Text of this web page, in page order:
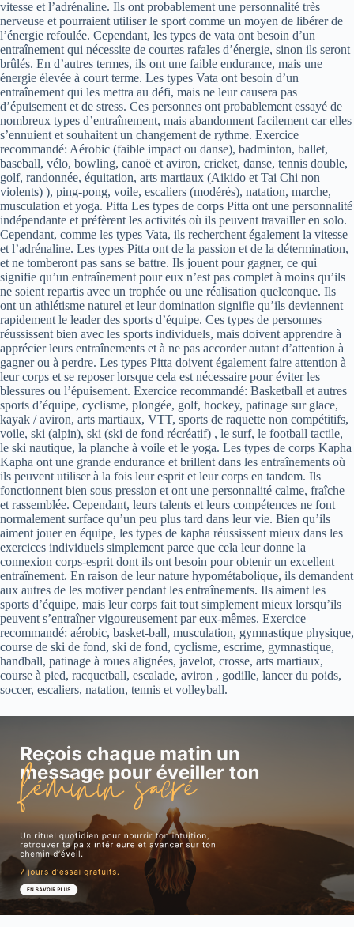
vitesse et l’adrénaline. Ils ont probablement une personnalité très
nerveuse et pourraient utiliser le sport comme un moyen de libérer de
l’énergie refoulée. Cependant, les types de vata ont besoin d’un
entraînement qui nécessite de courtes rafales d’énergie, sinon ils seront
brûlés. En d’autres termes, ils ont une faible endurance, mais une
énergie élevée à court terme. Les types Vata ont besoin d’un
entraînement qui les mettra au défi, mais ne leur causera pas
d’épuisement et de stress. Ces personnes ont probablement essayé de
nombreux types d’entraînement, mais abandonnent facilement car elles
s’ennuient et souhaitent un changement de rythme. Exercice
recommandé: Aérobic (faible impact ou danse), badminton, ballet,
baseball, vélo, bowling, canoë et aviron, cricket, danse, tennis double,
golf, randonnée, équitation, arts martiaux (Aikido et Tai Chi non
violents) ), ping-pong, voile, escaliers (modérés), natation, marche,
musculation et yoga. Pitta Les types de corps Pitta ont une personnalité
indépendante et préfèrent les activités où ils peuvent travailler en solo.
Cependant, comme les types Vata, ils recherchent également la vitesse
et l’adrénaline. Les types Pitta ont de la passion et de la détermination,
et ne tomberont pas sans se battre. Ils jouent pour gagner, ce qui
signifie qu’un entraînement pour eux n’est pas complet à moins qu’ils
ne soient repartis avec un trophée ou une réalisation quelconque. Ils
ont un athlétisme naturel et leur domination signifie qu’ils deviennent
rapidement le leader des sports d’équipe. Ces types de personnes
réussissent bien avec les sports individuels, mais doivent apprendre à
apprécier leurs entraînements et à ne pas accorder autant d’attention à
gagner ou à perdre. Les types Pitta doivent également faire attention à
leur corps et se reposer lorsque cela est nécessaire pour éviter les
blessures ou l’épuisement. Exercice recommandé: Basketball et autres
sports d’équipe, cyclisme, plongée, golf, hockey, patinage sur glace,
kayak / aviron, arts martiaux, VTT, sports de raquette non compétitifs,
voile, ski (alpin), ski (ski de fond récréatif) , le surf, le football tactile,
le ski nautique, la planche à voile et le yoga. Les types de corps Kapha
Kapha ont une grande endurance et brillent dans les entraînements où
ils peuvent utiliser à la fois leur esprit et leur corps en tandem. Ils
fonctionnent bien sous pression et ont une personnalité calme, fraîche
et rassemblée. Cependant, leurs talents et leurs compétences ne font
normalement surface qu’un peu plus tard dans leur vie. Bien qu’ils
aiment jouer en équipe, les types de kapha réussissent mieux dans les
exercices individuels simplement parce que cela leur donne la
connexion corps-esprit dont ils ont besoin pour obtenir un excellent
entraînement. En raison de leur nature hypométabolique, ils demandent
aux autres de les motiver pendant les entraînements. Ils aiment les
sports d’équipe, mais leur corps fait tout simplement mieux lorsqu’ils
peuvent s’entraîner vigoureusement par eux-mêmes. Exercice
recommandé: aérobic, basket-ball, musculation, gymnastique physique,
course de ski de fond, ski de fond, cyclisme, escrime, gymnastique,
handball, patinage à roues alignées, javelot, crosse, arts martiaux,
course à pied, racquetball, escalade, aviron , godille, lancer du poids,
soccer, escaliers, natation, tennis et volleyball.